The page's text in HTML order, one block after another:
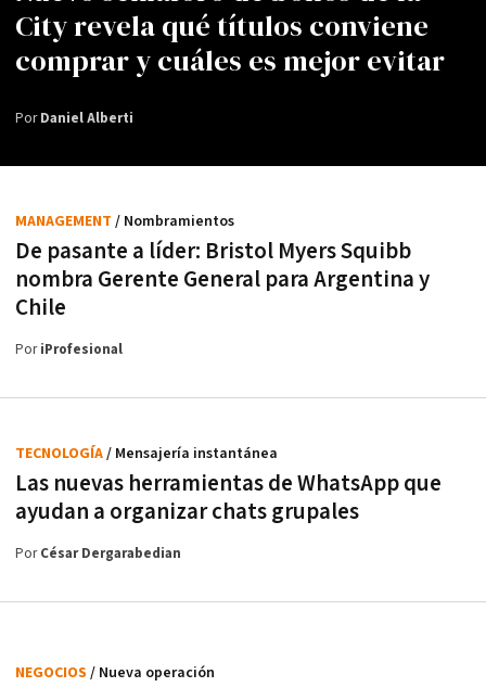
City revela qué títulos conviene
comprar y cuáles es mejor evitar
PorDaniel Alberti
De pasante a líder: Bristol Myers Squibb
nombra Gerente General para Argentina y
Chile
MANAGEMENT / Nombramientos
PoriProfesional
Las nuevas herramientas de WhatsApp que
ayudan a organizar chats grupales
TECNOLOGÍA/ Mensajería instantánea
PorCésar Dergarabedian
NEGOCIOS / Nueva operación